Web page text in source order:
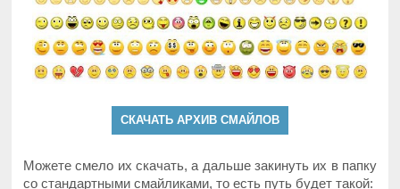
СКАЧАТЬ АРХИВ СМАЙЛОВ
Можете смело их скачать, а дальше закинуть их в папку
со стандартными смайликами, то есть путь будет такой: